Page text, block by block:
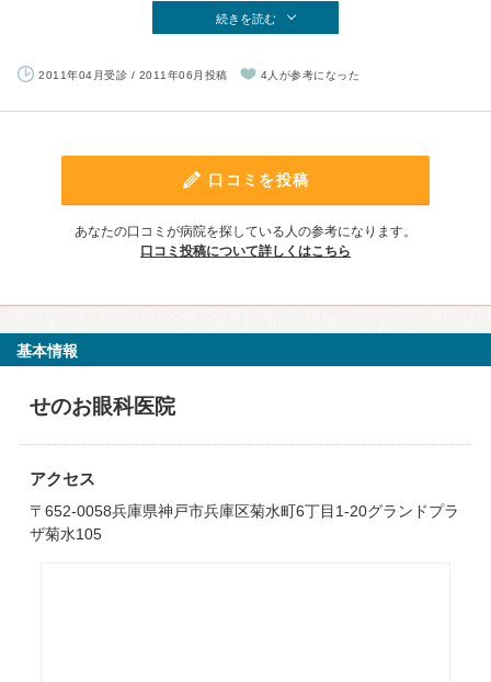
続きを読む
2011年04月受診 / 2011年06月投稿 4人が参考になった
口コミを投稿
あなたの口コミが病院を探している人の参考になります。
口コミ投稿について詳しくはこちら
基本情報
せのお眼科医院
アクセス
〒652-0058兵庫県神戸市兵庫区菊水町6丁目1-20グランドプラ
ザ菊水105